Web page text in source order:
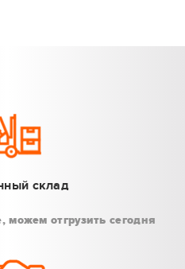
склад
можем отгрузить сегодня